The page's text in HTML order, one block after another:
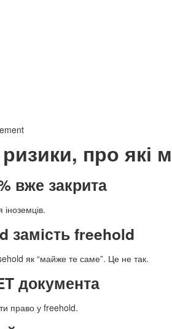
про які
вже закрита
замість freehold
як “майже те саме”. Це не так.
документа
право у freehold.